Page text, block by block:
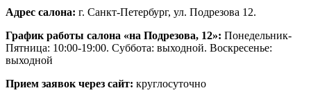
Адрес салона: г. Санкт-Петербург, ул. Подрезова 12.
График работы салона «на Подрезова, 12»: Понедельник-
Пятница: 10:00-19:00. Суббота: выходной. Воскресенье:
выходной
Прием заявок через сайт: круглосуточно